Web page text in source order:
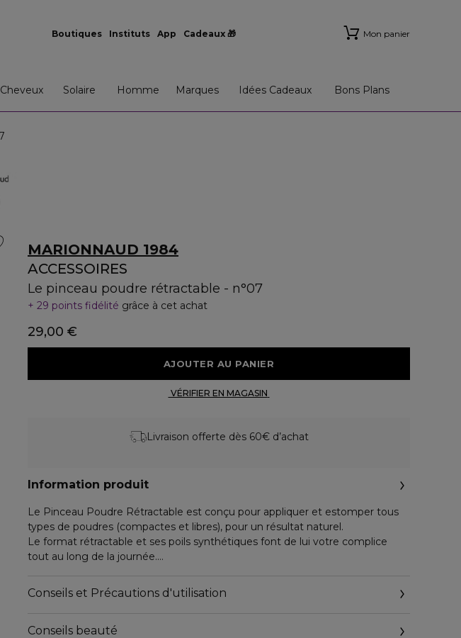
Boutiques Instituts App Cadeaux 🎁 Mon panier
Cheveux Solaire Homme Marques Idées Cadeaux Bons Plans
MARIONNAUD 1984
ACCESSOIRES
Le pinceau poudre rétractable - n°07
29 points fidélité grâce à cet achat
29,00 €
Livraison offerte dès 60€ d’achat
Information produit
Le Pinceau Poudre Rétractable est conçu pour appliquer et estomper tous
types de poudres (compactes et libres), pour un résultat naturel.
Le format rétractable et ses poils synthétiques font de lui votre complice
tout au long de la journée.
Marionnaud Lafayette - 115, rue Réaumur - 75002 Paris - France
Emballages non compostables
Conseils et Précautions d'utilisation
Conseils beauté